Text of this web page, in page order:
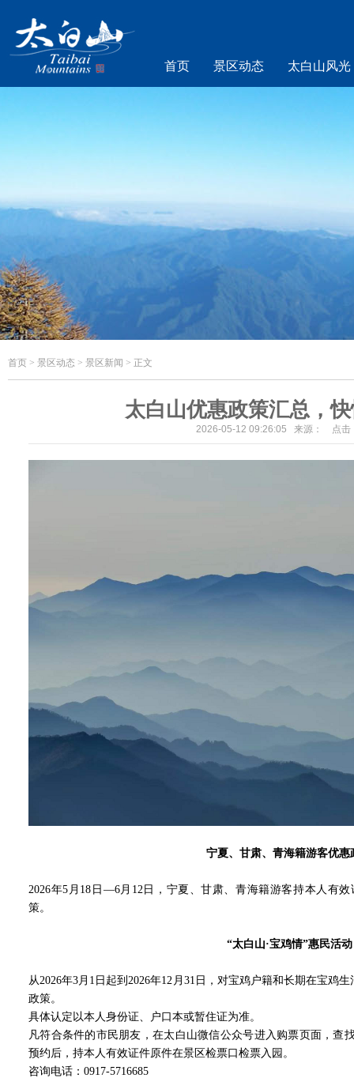
首页 景区动态 太白山风光
首页 > 景区动态 > 景区新闻 > 正文
太白山优惠政策汇总，
2026-05-12 09:26:05 来源： 点击
宁夏、甘肃、青海籍游客优惠
2026年5月18日—6月12日，宁夏、甘肃、青海籍游客持本人有
策。
“太白山·宝鸡情”惠民活动
从2026年3月1日起到2026年12月31日，对宝鸡户籍和长期在宝鸡
政策。
具体认定以本人身份证、户口本或暂住证为准。
凡符合条件的市民朋友，在太白山微信公众号进入购票页面，查
预约后，持本人有效证件原件在景区检票口检票入园。
咨询电话：0917-5716685